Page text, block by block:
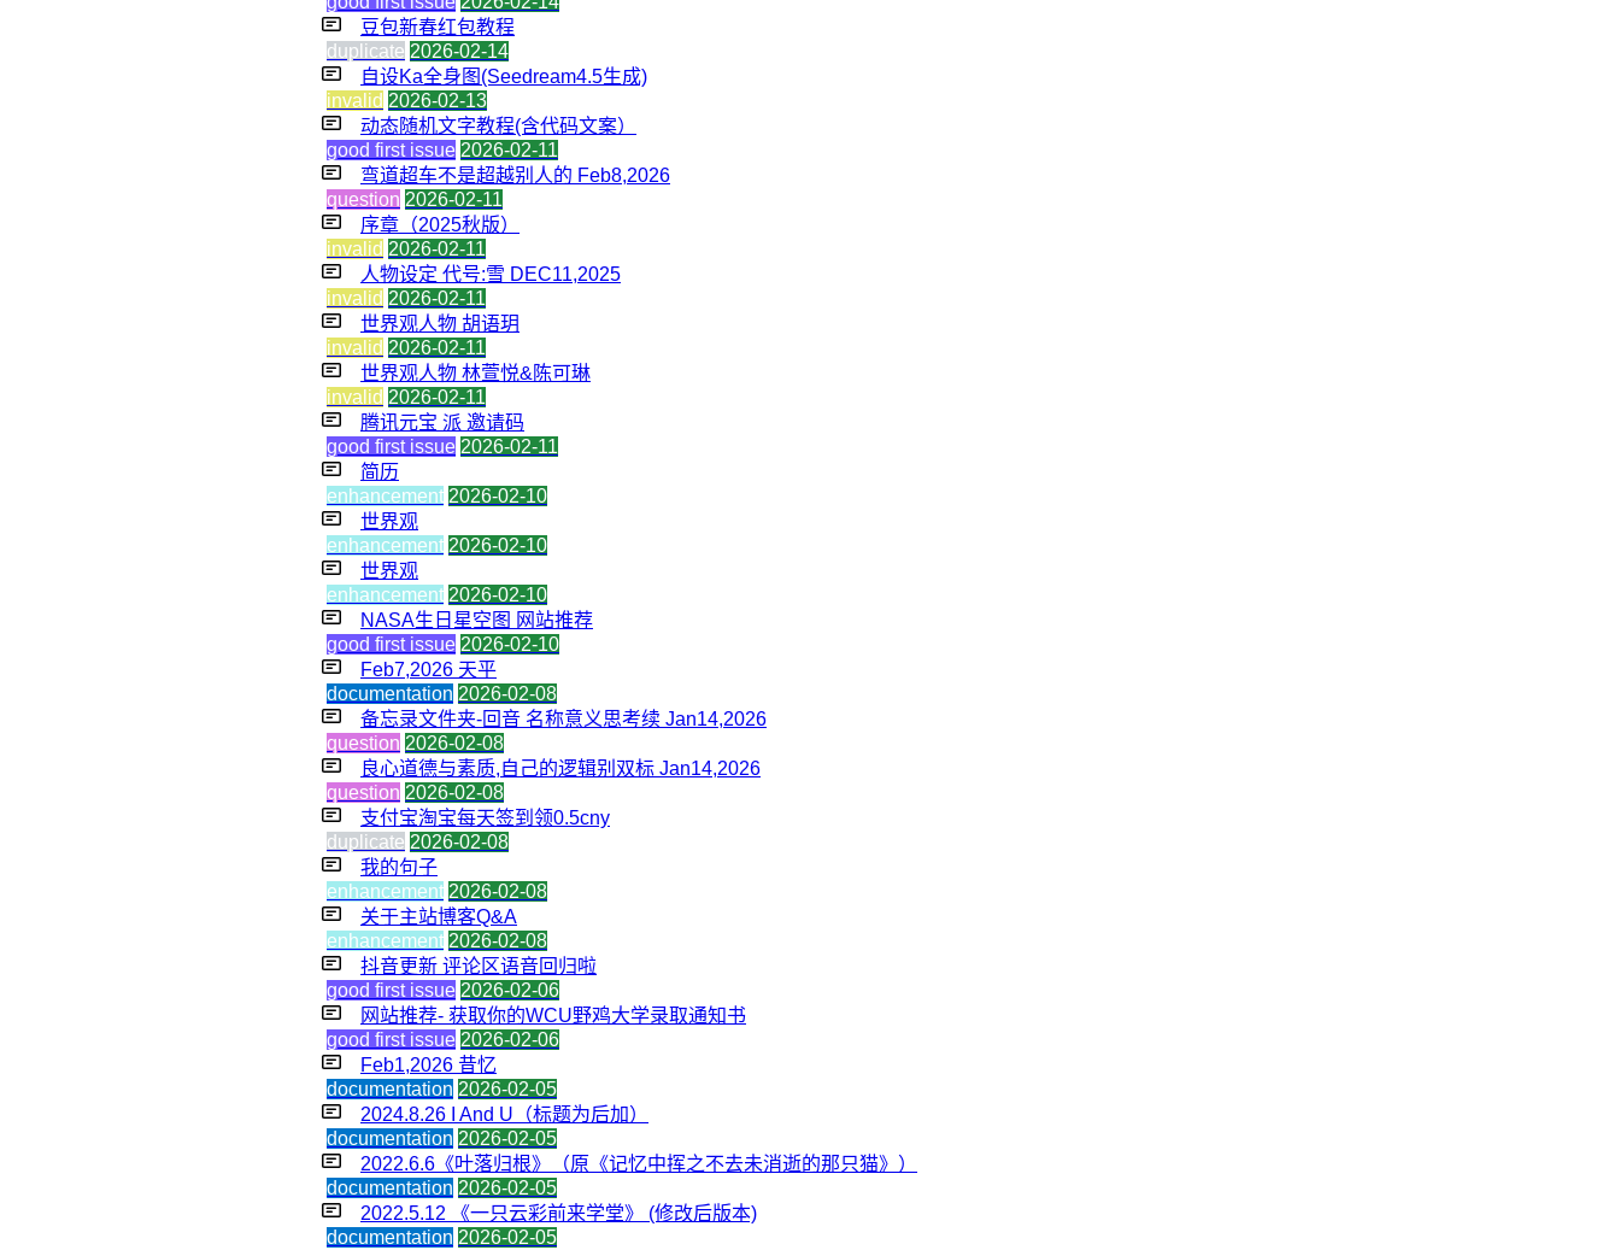
豆包新春红包教程
duplicate 2026-02-14
自设Ka全身图(Seedream4.5生成)
invalid 2026-02-13
动态随机文字教程(含代码文案）
good first issue 2026-02-11
弯道超车不是超越别人的 Feb8,2026
question 2026-02-11
序章（2025秋版）
invalid 2026-02-11
人物设定 代号:雪 DEC11,2025
invalid 2026-02-11
世界观人物 胡语玥
invalid 2026-02-11
世界观人物 林萱悦&陈可琳
invalid 2026-02-11
腾讯元宝 派 邀请码
good first issue 2026-02-11
简历
enhancement 2026-02-10
世界观
enhancement 2026-02-10
世界观
enhancement 2026-02-10
NASA生日星空图 网站推荐
good first issue 2026-02-10
Feb7,2026 天平
documentation 2026-02-08
备忘录文件夹-回音 名称意义思考续 Jan14,2026
question 2026-02-08
良心道德与素质,自己的逻辑别双标 Jan14,2026
question 2026-02-08
支付宝淘宝每天签到领0.5cny
duplicate 2026-02-08
我的句子
enhancement 2026-02-08
关于主站博客Q&A
enhancement 2026-02-08
抖音更新 评论区语音回归啦
good first issue 2026-02-06
网站推荐- 获取你的WCU野鸡大学录取通知书
good first issue 2026-02-06
Feb1,2026 昔忆
documentation 2026-02-05
2024.8.26 I And U（标题为后加）
documentation 2026-02-05
2022.6.6《叶落归根》（原《记忆中挥之不去未消逝的那只猫》）
documentation 2026-02-05
2022.5.12 《一只云彩前来学堂》 (修改后版本)
documentation 2026-02-05